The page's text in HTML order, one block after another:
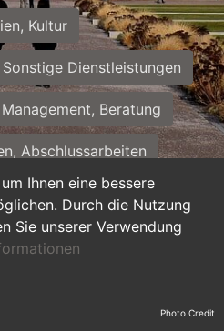
Ihnen eine bessere
Durch die Nutzung
Sie unserer Verwendung
Kultur
Sonstige Dienstleistungen
Management, Beratung
Abschlussarbeiten
Sekretariat
Nebenjobs
duale Ausbildung Photo Credit